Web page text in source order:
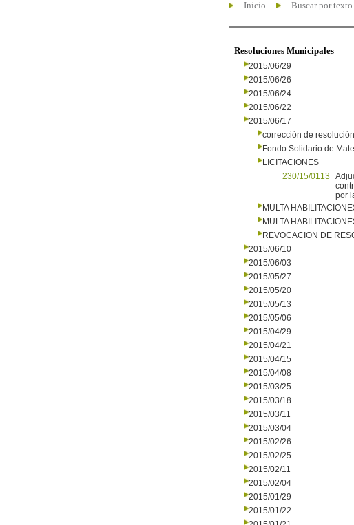
Inicio Buscar por texto
Resoluciones Municipales
2015/06/29
2015/06/26
2015/06/24
2015/06/22
2015/06/17
corrección de resolución
Fondo Solidario de
LICITACIONES
230/15/0113
por
MULTA
MULTA
REVOCACION DE
2015/06/10
2015/06/03
2015/05/27
2015/05/20
2015/05/13
2015/05/06
2015/04/29
2015/04/21
2015/04/15
2015/04/08
2015/03/25
2015/03/18
2015/03/11
2015/03/04
2015/02/26
2015/02/25
2015/02/11
2015/02/04
2015/01/29
2015/01/22